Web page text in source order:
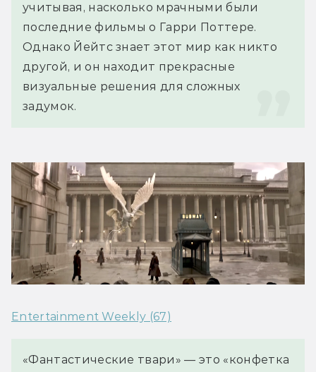
учитывая, насколько мрачными были
последние фильмы о Гарри Поттере.
Однако Йейтс знает этот мир как никто
другой, и он находит прекрасные
визуальные решения для сложных
задумок.
Entertainment Weekly (67)
«Фантастические твари» — это «конфетка